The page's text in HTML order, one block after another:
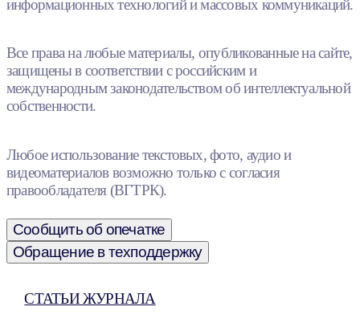
информационных технологий и массовых коммуникаций.
Все права на любые материалы, опубликованные на сайте,
защищены в соответствии с российским и
международным законодательством об интеллектуальной
собственности.
Любое использование текстовых, фото, аудио и
видеоматериалов возможно только с согласия
правообладателя (ВГТРК).
Сообщить об опечатке
Обращение в техподдержку
СТАТЬИ ЖУРНАЛА